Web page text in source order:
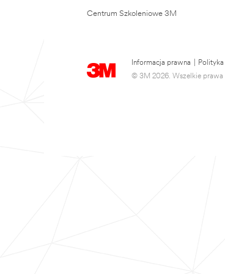
Centrum Szkoleniowe 3M
Informacja prawna
© 3M 2026. Wszelkie prawa